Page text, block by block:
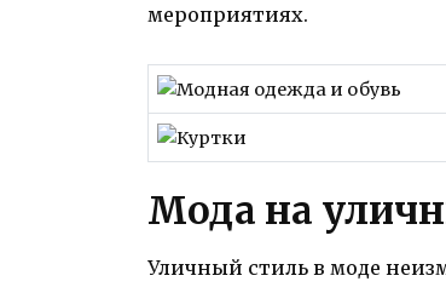
мероприятиях.
Мода на
Уличный стиль в моде